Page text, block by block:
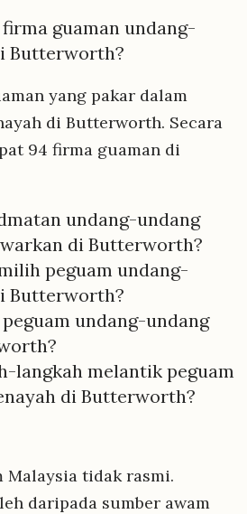
guaman undang-
Butterworth?
yang pakar dalam
di Butterworth. Secara
94 firma guaman di
undang-undang
di Butterworth?
peguam undang-
Butterworth?
undang-undang
langkah melantik peguam
di Butterworth?
tidak rasmi.
daripada sumber awam